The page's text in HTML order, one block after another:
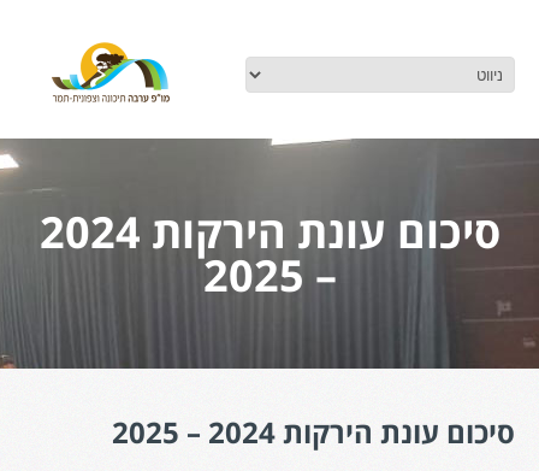
סיכום עונת הירקות 2024
– 2025
סיכום עונת הירקות 2024 – 2025